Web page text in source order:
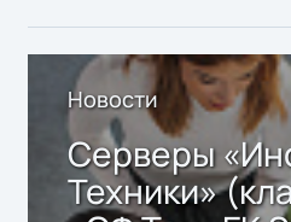
Новости
Серверы
Техники»